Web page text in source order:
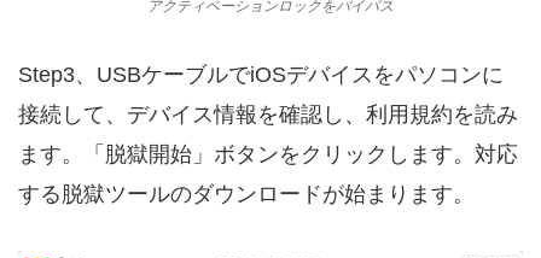
アクティベーションロックをバイパス
Step3、USBケーブルでiOSデバイスをパソコンに
接続して、デバイス情報を確認し、利用規約を読み
ます。「脱獄開始」ボタンをクリックします。対応
する脱獄ツールのダウンロードが始まります。